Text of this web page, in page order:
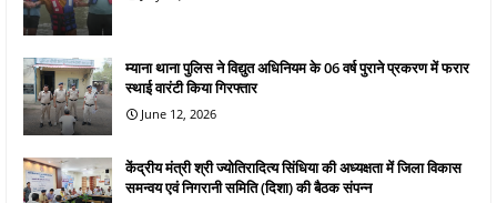
म्याना थाना पुलिस ने विद्युत अधिनियम के 06 वर्ष पुराने प्रकरण में फरार
स्थाई वारंटी किया गिरफ्तार
June 12, 2026
केंद्रीय मंत्री श्री ज्योतिरादित्य सिंधिया की अध्यक्षता में जिला विकास
समन्वय एवं निगरानी समिति (दिशा) की बैठक संपन्न